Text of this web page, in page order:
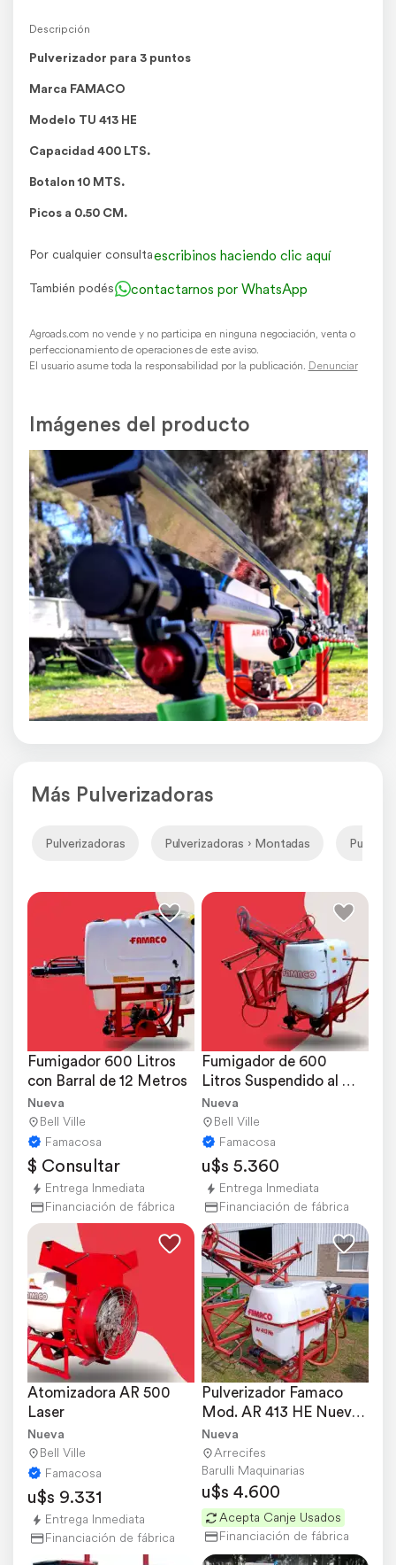
Descripción
Pulverizador para 3 puntos
Marca FAMACO
Modelo TU 413 HE
Capacidad 400 LTS.
Botalon 10 MTS.
Picos a 0.50 CM.
Por cualquier consultaescribinos haciendo clic aquí
También podés contactarnos por WhatsApp
Agroads.com no vende y no participa en ninguna negociación, venta o
perfeccionamiento de operaciones de este aviso.
El usuario asume toda la responsabilidad por la publicación. Denunciar
Imágenes del producto
Más Pulverizadoras
Pulverizadoras Pulverizadoras › Montadas
Fumigador 600 Litros
con Barral de 12 Metros
Nueva
Bell Ville
Famacosa
$ Consultar
Entrega Inmediata
Financiación de fábrica
Fumigador de 600
Litros Suspendido al
Tractor
Nueva
Bell Ville
Famacosa
u$s 5.360
Entrega Inmediata
Financiación de fábrica
Atomizadora AR 500
Laser
Nueva
Bell Ville
Famacosa
u$s 9.331
Entrega Inmediata
Financiación de fábrica
Pulverizador Famaco
Mod. AR 413 HE Nuevo
Disponible
Nueva
Arrecifes
Barulli Maquinarias
u$s 4.600
Acepta Canje Usados
Financiación de fábrica